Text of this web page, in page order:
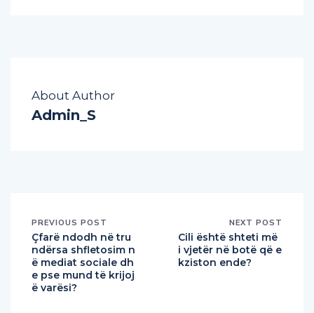
About Author
Admin_S
PREVIOUS POST
Çfarë ndodh në tru
ndërsa shfletosim n
ë mediat sociale dh
e pse mund të krijoj
ë varësi?
NEXT POST
Cili është shteti më
i vjetër në botë që e
kziston ende?